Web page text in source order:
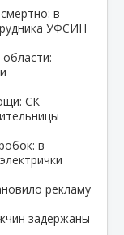
в
УФСИН
СК
в
рекламу
задержаны